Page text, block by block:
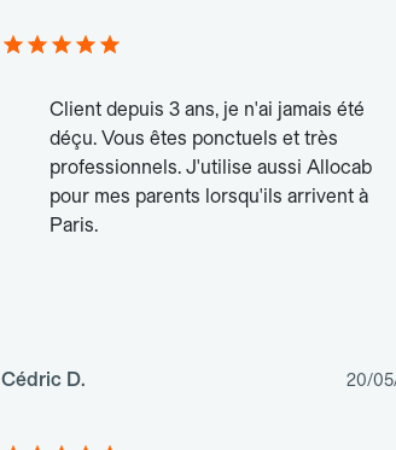
Client depuis 3 ans, je n'ai jamais été
déçu. Vous êtes ponctuels et très
professionnels. J'utilise aussi Allocab
pour mes parents lorsqu'ils arrivent à
Paris.
Cédric D. 20/